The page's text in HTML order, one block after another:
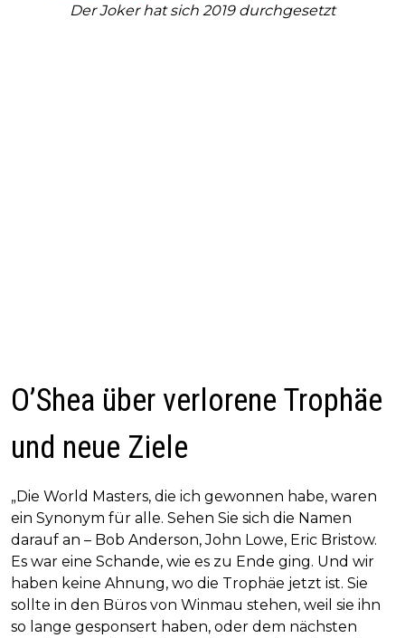
Der Joker hat sich 2019 durchgesetzt
O’Shea über verlorene Trophäe
und neue Ziele
„Die World Masters, die ich gewonnen habe, waren
ein Synonym für alle. Sehen Sie sich die Namen
darauf an – Bob Anderson, John Lowe, Eric Bristow.
Es war eine Schande, wie es zu Ende ging. Und wir
haben keine Ahnung, wo die Trophäe jetzt ist. Sie
sollte in den Büros von Winmau stehen, weil sie ihn
so lange gesponsert haben, oder dem nächsten